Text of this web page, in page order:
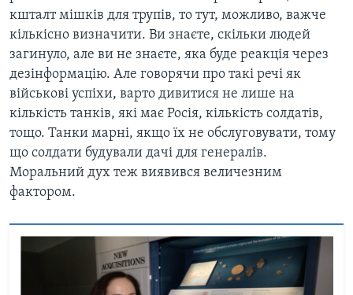
кшталт мішків для трупів, то тут, можливо, важче
кількісно визначити. Ви знаєте, скільки людей
загинуло, але ви не знаєте, яка буде реакція через
дезінформацію. Але говорячи про такі речі як
військові успіхи, варто дивитися не лише на
кількість танків, які має Росія, кількість солдатів,
тощо. Танки марні, якщо їх не обслуговувати, тому
що солдати будували дачі для генералів.
Моральний дух теж виявився величезним
фактором.